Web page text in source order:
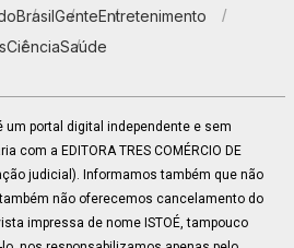
BrasilGenteEntretenimento
CiênciaSaúde
é um portal digital independente e sem
com a EDITORA TRES COMÉRCIO DE
judicial). Informamos também que não
não oferecemos cancelamento do
impressa de nome ISTOÉ, tampouco